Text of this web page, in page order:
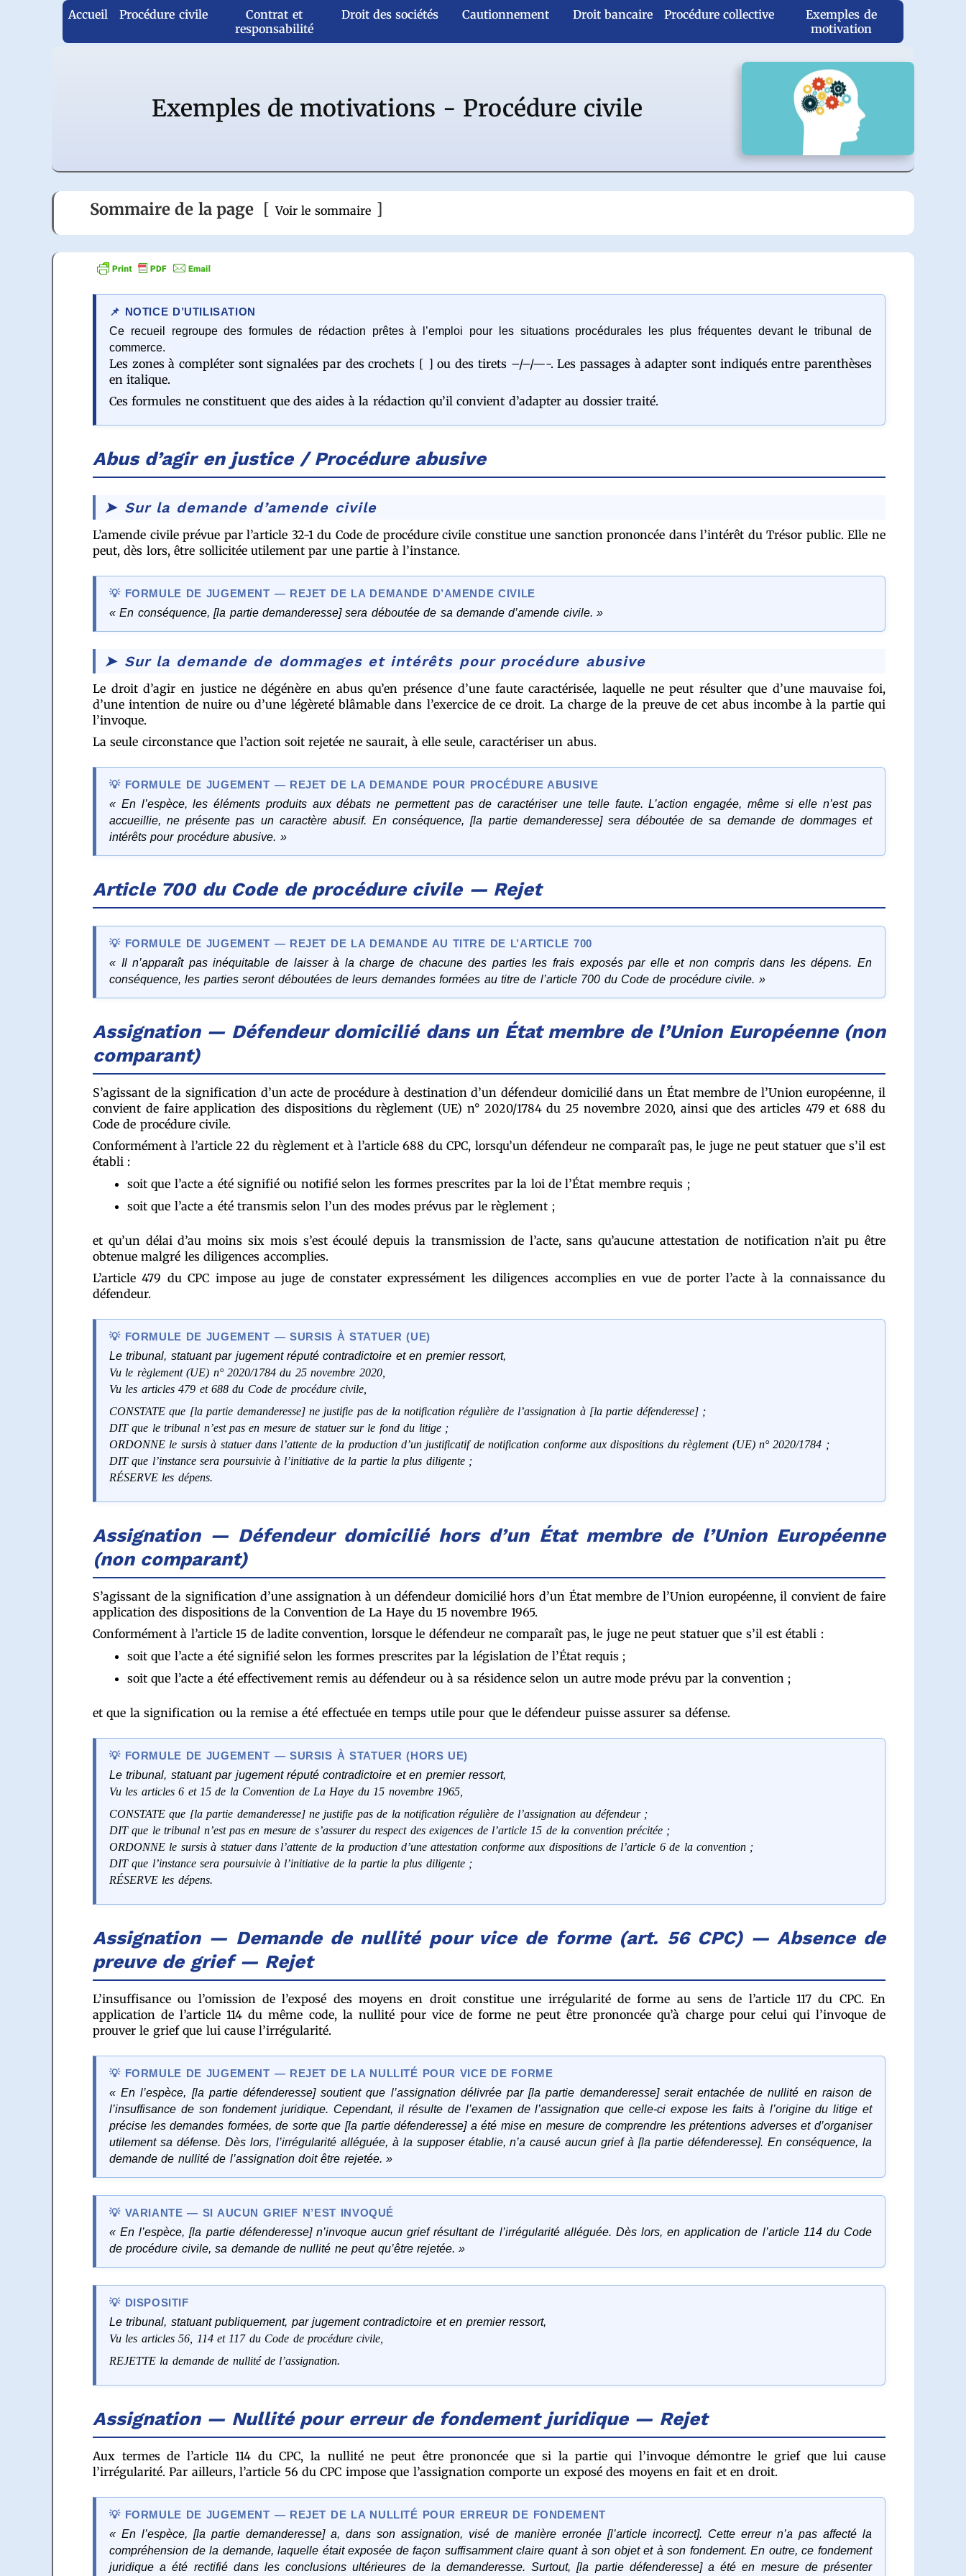
Accueil Procédure civile
Contrat et
responsabilité
Droit des sociétés Cautionnement Droit bancaire Procédure collective
Exemples de
motivation
Exemples de motivations - Procédure civile
Sommaire de la page Voir le sommaire
NOTICE D’UTILISATION
Ce recueil regroupe des formules de rédaction prêtes à l’emploi pour les situations procédurales les plus fréquentes devant le tribunal de
commerce.
Les zones à compléter sont signalées par des crochets [ ] ou des tirets –/–/—-. Les passages à adapter sont indiqués entre parenthèses
en italique.
Ces formules ne constituent que des aides à la rédaction qu’il convient d’adapter au dossier traité.
Abus d’agir en justice / Procédure abusive
Sur la demande d’amende civile
L’amende civile prévue par l’article 32-1 du Code de procédure civile constitue une sanction prononcée dans l’intérêt du Trésor public. Elle ne
peut, dès lors, être sollicitée utilement par une partie à l’instance.
FORMULE DE JUGEMENT — REJET DE LA DEMANDE D’AMENDE CIVILE
« En conséquence, [la partie demanderesse] sera déboutée de sa demande d’amende civile. »
Sur la demande de dommages et intérêts pour procédure abusive
Le droit d’agir en justice ne dégénère en abus qu’en présence d’une faute caractérisée, laquelle ne peut résulter que d’une mauvaise foi,
d’une intention de nuire ou d’une légèreté blâmable dans l’exercice de ce droit. La charge de la preuve de cet abus incombe à la partie qui
l’invoque.
La seule circonstance que l’action soit rejetée ne saurait, à elle seule, caractériser un abus.
FORMULE DE JUGEMENT — REJET DE LA DEMANDE POUR PROCÉDURE ABUSIVE
« En l’espèce, les éléments produits aux débats ne permettent pas de caractériser une telle faute. L’action engagée, même si elle n’est pas
accueillie, ne présente pas un caractère abusif. En conséquence, [la partie demanderesse] sera déboutée de sa demande de dommages et
intérêts pour procédure abusive. »
Article 700 du Code de procédure civile — Rejet
FORMULE DE JUGEMENT — REJET DE LA DEMANDE AU TITRE DE L’ARTICLE 700
« Il n’apparaît pas inéquitable de laisser à la charge de chacune des parties les frais exposés par elle et non compris dans les dépens. En
conséquence, les parties seront déboutées de leurs demandes formées au titre de l’article 700 du Code de procédure civile. »
Assignation — Défendeur domicilié dans un État membre de l’Union Européenne (non
comparant)
S’agissant de la signification d’un acte de procédure à destination d’un défendeur domicilié dans un État membre de l’Union européenne, il
convient de faire application des dispositions du règlement (UE) n° 2020/1784 du 25 novembre 2020, ainsi que des articles 479 et 688 du
Code de procédure civile.
Conformément à l’article 22 du règlement et à l’article 688 du CPC, lorsqu’un défendeur ne comparaît pas, le juge ne peut statuer que s’il est
établi :
soit que l’acte a été signifié ou notifié selon les formes prescrites par la loi de l’État membre requis ;
soit que l’acte a été transmis selon l’un des modes prévus par le règlement ;
et qu’un délai d’au moins six mois s’est écoulé depuis la transmission de l’acte, sans qu’aucune attestation de notification n’ait pu être
obtenue malgré les diligences accomplies.
L’article 479 du CPC impose au juge de constater expressément les diligences accomplies en vue de porter l’acte à la connaissance du
défendeur.
FORMULE DE JUGEMENT — SURSIS À STATUER (UE)
Le tribunal, statuant par jugement réputé contradictoire et en premier ressort,
Vu le règlement (UE) n° 2020/1784 du 25 novembre 2020,
Vu les articles 479 et 688 du Code de procédure civile,
CONSTATE que [la partie demanderesse] ne justifie pas de la notification régulière de l’assignation à [la partie défenderesse] ;
DIT que le tribunal n’est pas en mesure de statuer sur le fond du litige ;
ORDONNE le sursis à statuer dans l’attente de la production d’un justificatif de notification conforme aux dispositions du règlement (UE) n° 2020/1784 ;
DIT que l’instance sera poursuivie à l’initiative de la partie la plus diligente ;
RÉSERVE les dépens.
Assignation — Défendeur domicilié hors d’un État membre de l’Union Européenne
(non comparant)
S’agissant de la signification d’une assignation à un défendeur domicilié hors d’un État membre de l’Union européenne, il convient de faire
application des dispositions de la Convention de La Haye du 15 novembre 1965.
Conformément à l’article 15 de ladite convention, lorsque le défendeur ne comparaît pas, le juge ne peut statuer que s’il est établi :
soit que l’acte a été signifié selon les formes prescrites par la législation de l’État requis ;
soit que l’acte a été effectivement remis au défendeur ou à sa résidence selon un autre mode prévu par la convention ;
et que la signification ou la remise a été effectuée en temps utile pour que le défendeur puisse assurer sa défense.
FORMULE DE JUGEMENT — SURSIS À STATUER (HORS UE)
Le tribunal, statuant par jugement réputé contradictoire et en premier ressort,
Vu les articles 6 et 15 de la Convention de La Haye du 15 novembre 1965,
CONSTATE que [la partie demanderesse] ne justifie pas de la notification régulière de l’assignation au défendeur ;
DIT que le tribunal n’est pas en mesure de s’assurer du respect des exigences de l’article 15 de la convention précitée ;
ORDONNE le sursis à statuer dans l’attente de la production d’une attestation conforme aux dispositions de l’article 6 de la convention ;
DIT que l’instance sera poursuivie à l’initiative de la partie la plus diligente ;
RÉSERVE les dépens.
Assignation — Demande de nullité pour vice de forme (art. 56 CPC) — Absence de
preuve de grief — Rejet
L’insuffisance ou l’omission de l’exposé des moyens en droit constitue une irrégularité de forme au sens de l’article 117 du CPC. En
application de l’article 114 du même code, la nullité pour vice de forme ne peut être prononcée qu’à charge pour celui qui l’invoque de
prouver le grief que lui cause l’irrégularité.
FORMULE DE JUGEMENT — REJET DE LA NULLITÉ POUR VICE DE FORME
« En l’espèce, [la partie défenderesse] soutient que l’assignation délivrée par [la partie demanderesse] serait entachée de nullité en raison de
l’insuffisance de son fondement juridique. Cependant, il résulte de l’examen de l’assignation que celle-ci expose les faits à l’origine du litige et
précise les demandes formées, de sorte que [la partie défenderesse] a été mise en mesure de comprendre les prétentions adverses et d’organiser
utilement sa défense. Dès lors, l’irrégularité alléguée, à la supposer établie, n’a causé aucun grief à [la partie défenderesse]. En conséquence, la
demande de nullité de l’assignation doit être rejetée. »
VARIANTE — SI AUCUN GRIEF N’EST INVOQUÉ
« En l’espèce, [la partie défenderesse] n’invoque aucun grief résultant de l’irrégularité alléguée. Dès lors, en application de l’article 114 du Code
de procédure civile, sa demande de nullité ne peut qu’être rejetée. »
DISPOSITIF
Le tribunal, statuant publiquement, par jugement contradictoire et en premier ressort,
Vu les articles 56, 114 et 117 du Code de procédure civile,
REJETTE la demande de nullité de l’assignation.
Assignation — Nullité pour erreur de fondement juridique — Rejet
Aux termes de l’article 114 du CPC, la nullité ne peut être prononcée que si la partie qui l’invoque démontre le grief que lui cause
l’irrégularité. Par ailleurs, l’article 56 du CPC impose que l’assignation comporte un exposé des moyens en fait et en droit.
FORMULE DE JUGEMENT — REJET DE LA NULLITÉ POUR ERREUR DE FONDEMENT
« En l’espèce, [la partie demanderesse] a, dans son assignation, visé de manière erronée [l’article incorrect]. Cette erreur n’a pas affecté la
compréhension de la demande, laquelle était exposée de façon suffisamment claire quant à son objet et à son fondement. En outre, ce fondement
juridique a été rectifié dans les conclusions ultérieures de la demanderesse. Surtout, [la partie défenderesse] a été en mesure de présenter